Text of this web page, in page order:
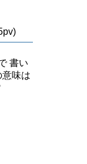
書い
味は